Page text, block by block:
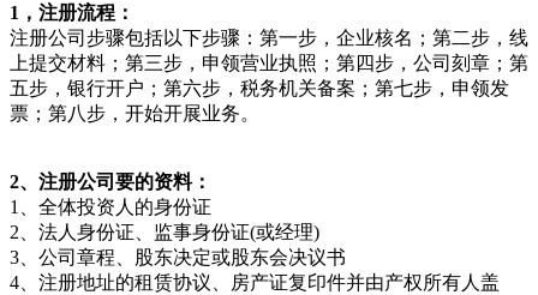
1，注册流程：
注册公司步骤包括以下步骤：第一步，企业核名；第二步，线
上提交材料；第三步，申领营业执照；第四步，公司刻章；第
五步，银行开户；第六步，税务机关备案；第七步，申领发
票；第八步，开始开展业务。
2、注册公司要的资料：
1、全体投资人的身份证
2、法人身份证、监事身份证(或经理)
3、公司章程、股东决定或股东会决议书
4、注册地址的租赁协议、房产证复印件并由产权所有人盖